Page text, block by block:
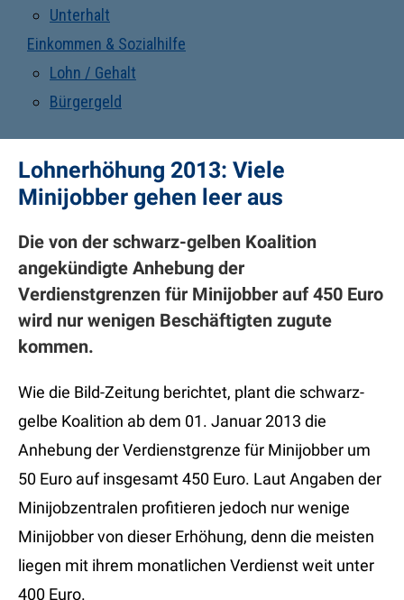
Unterhalt
Einkommen & Sozialhilfe
Lohn / Gehalt
Bürgergeld
Lohnerhöhung 2013: Viele
Minijobber gehen leer aus
Die von der schwarz-gelben Koalition
angekündigte Anhebung der
Verdienstgrenzen für Minijobber auf 450 Euro
wird nur wenigen Beschäftigten zugute
kommen.
Wie die Bild-Zeitung berichtet, plant die schwarz-
gelbe Koalition ab dem 01. Januar 2013 die
Anhebung der Verdienstgrenze für Minijobber um
50 Euro auf insgesamt 450 Euro. Laut Angaben der
Minijobzentralen profitieren jedoch nur wenige
Minijobber von dieser Erhöhung, denn die meisten
liegen mit ihrem monatlichen Verdienst weit unter
400 Euro.